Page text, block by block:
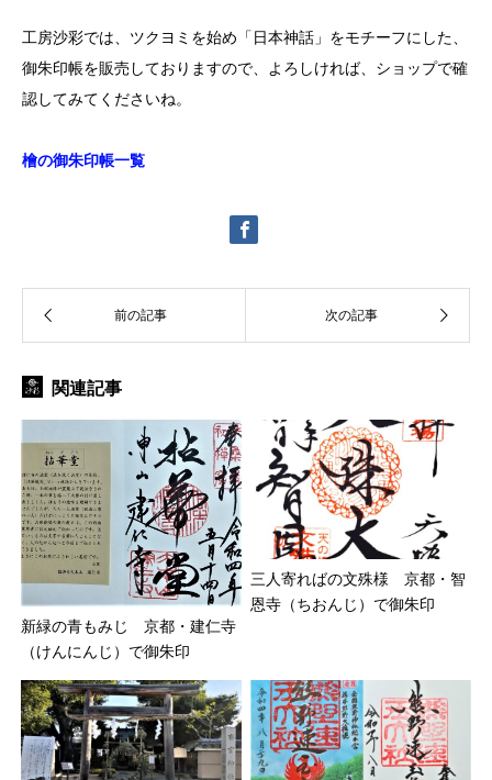
工房沙彩では、ツクヨミを始め「日本神話」をモチーフにした、
御朱印帳を販売しておりますので、
よろしければ、ショップで確
認してみてくださいね。
檜の御朱印帳一覧
関連記事
新緑の青もみじ 京都・建仁寺
（けんにんじ）で御朱印
三人寄ればの文殊様 京都・智
恩寺（ちおんじ）で御朱印